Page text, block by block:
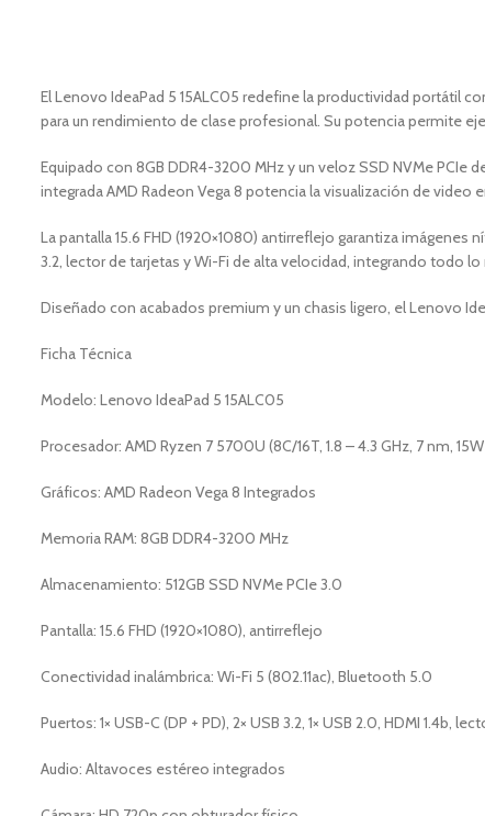
El Lenovo IdeaPad 5 15ALC05 redefine la productividad portátil
para un rendimiento de clase profesional. Su potencia permite
Equipado con 8GB DDR4-3200 MHz y un veloz SSD NVMe
integrada AMD Radeon Vega 8 potencia la visualización de
La pantalla 15.6 FHD (1920×1080) antirreflejo garantiza
3.2, lector de tarjetas y Wi-Fi de alta velocidad, integrando todo
Diseñado con acabados premium y un chasis ligero, el Lenovo
Ficha Técnica
Modelo: Lenovo IdeaPad 5 15ALC05
Procesador: AMD Ryzen 7 5700U (8C/16T, 1.8 – 4.3 GHz, 7 nm,
Gráficos: AMD Radeon Vega 8 Integrados
Memoria RAM: 8GB DDR4-3200 MHz
Almacenamiento: 512GB SSD NVMe PCIe 3.0
Pantalla: 15.6 FHD (1920×1080), antirreflejo
Conectividad inalámbrica: Wi-Fi 5 (802.11ac), Bluetooth 5.0
Puertos: 1× USB-C (DP + PD), 2× USB 3.2, 1× USB 2.0, HDMI 1.4b,
Audio: Altavoces estéreo integrados